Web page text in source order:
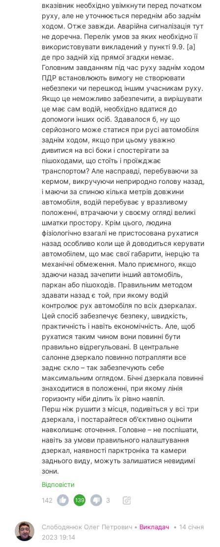
вказівник необхідно увімкнути перед початком
руху, але не уточнюється переднім або заднім
ходом. Отже завжди. Аварійна сигналізація тут
не доречна. Перелік умов за яких необхідно її
використовувати викладений у пункті 9.9. [а]
де про задній хід прямої згадки немає.
Головним завданням під час руху заднім ходом
ПДР встановлюють вимогу не створювати
небезпеки чи перешкод іншим учасникам руху.
Якщо це неможливо забезпечити, а вирішувати
це має сам водій, необхідно вдатися до
допомоги інших осіб. Здавалося б, ну що
серйозного може статися при русі автомобіля
заднім ходом, якщо при цьому уважно
дивитися на всі боки і спостерігати за
пішоходами, що стоїть і проїжджає
транспортом? Але насправді, перебуваючи за
кермом, викручуючи неприродно голову назад,
і маючи за спиною кілька метрів довжини
автомобіля, водій перебуває у вразливому
положенні, втрачаючи у своєму огляді великі
шматки простору. Крім цього, людина
фізіологічно взагалі не пристосована рухатися
назад особливо коли ще й доводиться керувати
автомобілем, що має свої габарити, інерцію та
механічні обмеження. Мало приємного, якщо
здаючи назад зачепити інший автомобіль,
паркан або пішоходів. Правильним методом
здавати назад є той, при якому водій
контролює рух автомобіля по всіх дзеркалах.
Цей спосіб забезпечує безпеку, швидкість,
практичність і навіть економічність. Але, щоб
рухатися таким чином вони повинні бути
правильно відрегульовані. В центральне
салонне дзеркало повинно потрапляти все
заднє скло – так забезпечують себе
максимальним оглядом. Бічні дзеркала повинні
знаходитися в положенні, при якому лінія
горизонту ніби ділить їх рівно навпіл.
Перш ніж рушити з місця, подивіться у всі три
дзеркала, і постарайтеся об'єктивно оцінити
навколишнє оточення. Головне – не поспішати,
навіть за умови правильного налаштування
дзеркал, наявності парктроніка та камери
заднього виду, можуть залишатися невидимі
зони.
Відповісти
142
139 3
Слободянюк Олег Петрович • Викладач • 14 січня
2023 19:14